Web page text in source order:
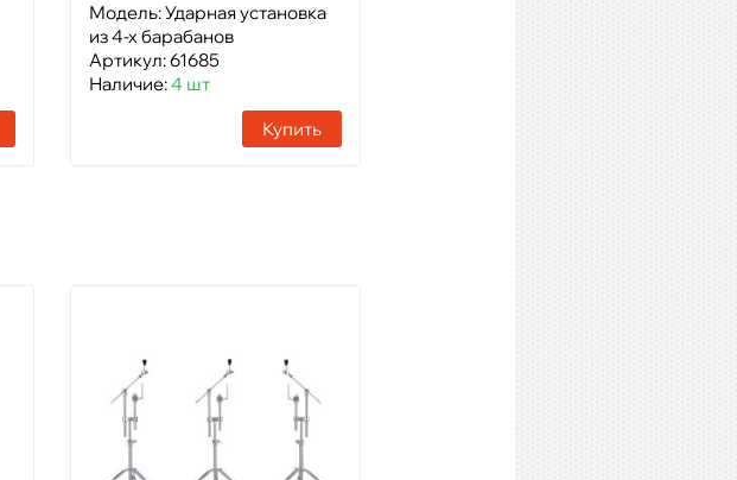
Модель: Ударная установка
из 4-х барабанов
Артикул: 61685
Наличие:4 шт
Купить